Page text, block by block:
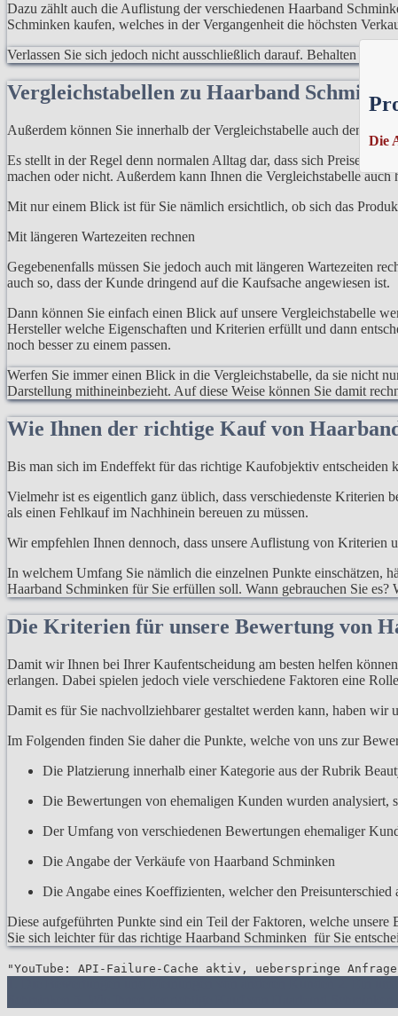
Die
Dazu zählt auch die Auflistung der verschiedenen Haarband
Schminken kaufen, welches in der Vergangenheit die höchsten
Verlassen Sie sich jedoch nicht ausschließlich darauf. Behalten Sie
Vergleichstabellen zu Haarband Schminken
Außerdem können Sie innerhalb der Vergleichstabelle auch den
Es stellt in der Regel denn normalen Alltag dar, dass sich Preise
machen oder nicht. Außerdem kann Ihnen die Vergleichstabelle
Mit nur einem Blick ist für Sie nämlich ersichtlich, ob sich das
Mit längeren Wartezeiten rechnen
Gegebenenfalls müssen Sie jedoch auch mit längeren Wartezeiten
auch so, dass der Kunde dringend auf die Kaufsache angewiesen ist.
Dann können Sie einfach einen Blick auf unsere Vergleichstabelle
Hersteller welche Eigenschaften und Kriterien erfüllt und dann
noch besser zu einem passen.
Werfen Sie immer einen Blick in die Vergleichstabelle, da sie nicht
Darstellung mithineinbezieht. Auf diese Weise können Sie damit
Wie Ihnen der richtige Kauf von
Bis man sich im Endeffekt für das richtige Kaufobjektiv entscheiden
Vielmehr ist es eigentlich ganz üblich, dass verschiedenste Kriterien
als einen Fehlkauf im Nachhinein bereuen zu müssen.
Wir empfehlen Ihnen dennoch, dass unsere Auflistung von
In welchem Umfang Sie nämlich die einzelnen Punkte einschätzen,
Haarband Schminken für Sie erfüllen soll. Wann gebrauchen Sie
Die Kriterien für unsere Bewertung von
Damit wir Ihnen bei Ihrer Kaufentscheidung am besten helfen
erlangen. Dabei spielen jedoch viele verschiedene Faktoren eine
Damit es für Sie nachvollziehbarer gestaltet werden kann, haben
Im Folgenden finden Sie daher die Punkte, welche von uns zur
Die Platzierung innerhalb einer Kategorie aus der Rubrik
Die Bewertungen von ehemaligen Kunden wurden analysiert,
Der Umfang von verschiedenen Bewertungen ehemaliger
Die Angabe der Verkäufe von Haarband Schminken
Die Angabe eines Koeffizienten, welcher den
Diese aufgeführten Punkte sind ein Teil der Faktoren, welche
Sie sich leichter für das richtige Haarband Schminken für Sie
"YouTube: API-Failure-Cache aktiv, ueberspringe